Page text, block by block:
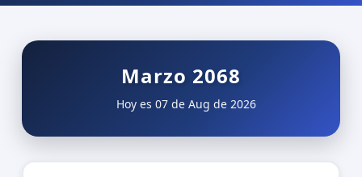
Marzo 2068
Hoy es 07 de Aug de 2026